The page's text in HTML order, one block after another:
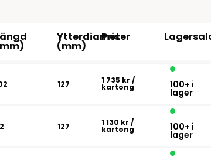
Ytterdiameter
(mm)
Pris
127 1 735 kr /
kartong 100+ i
lager
127 1 130 kr /
kartong 100+ i
lager